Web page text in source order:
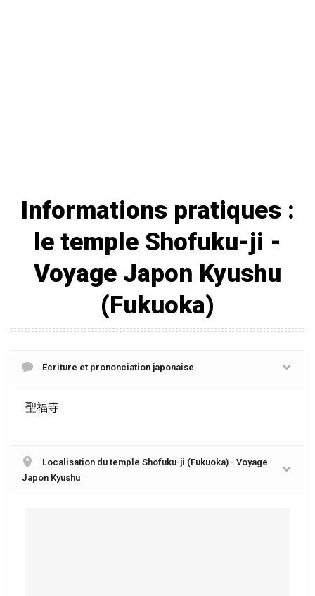
Informations pratiques :
le temple Shofuku-ji -
Voyage Japon Kyushu
(Fukuoka)
Écriture et prononciation japonaise
聖福寺
Localisation du temple Shofuku-ji (Fukuoka) - Voyage
Japon Kyushu